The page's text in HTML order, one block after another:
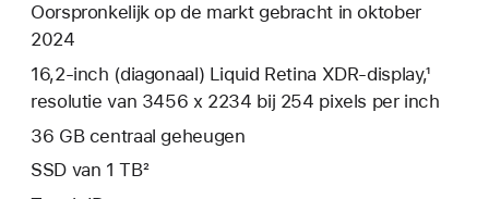
Oorspronkelijk op de markt gebracht in oktober
2024
16,2‑inch (diagonaal) Liquid Retina XDR-display,¹
resolutie van 3456 x 2234 bij 254 pixels per inch
36 GB centraal geheugen
SSD van 1 TB²